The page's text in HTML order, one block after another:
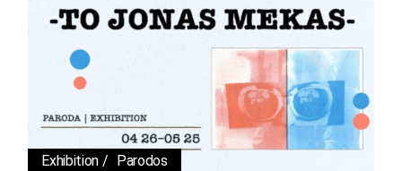
Exhibition Parodos